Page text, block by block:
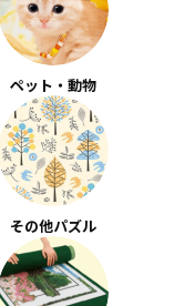
ペット・動物
その他パズル